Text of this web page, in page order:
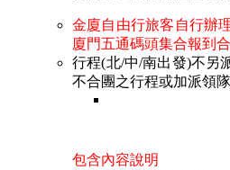
金廈自由行旅客自行辦
廈門五通碼頭集合報到
行程(北/中/南出發)不另
不合團之行程或加派領
包含內容說明